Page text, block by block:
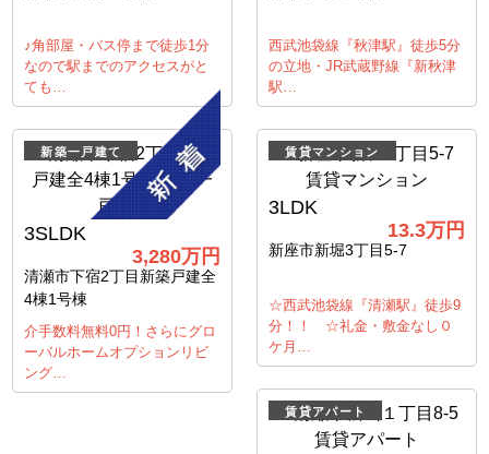
♪角部屋・バス停まで徒歩1分
なので駅までのアクセスがと
ても…
西武池袋線『秋津駅』徒歩5分
の立地・JR武蔵野線『新秋津
駅…
新築一戸建て
3SLDK
3,280万円
清瀬市下宿2丁目新築戸建全
4棟1号棟
介手数料無料0円！さらにグロ
ーバルホームオプションリビ
ング…
賃貸マンション
3LDK
13.3万円
新座市新堀3丁目5-7
☆西武池袋線『清瀬駅』徒歩9
分！！ ☆礼金・敷金なし０
ケ月…
賃貸アパート